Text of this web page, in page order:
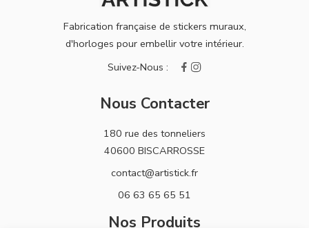
Fabrication française de stickers muraux,
d'horloges pour embellir votre intérieur.
Nous Contacter
180 rue des tonneliers
40600 BISCARROSSE
contact@artistick.fr
06 63 65 65 51
Nos Produits